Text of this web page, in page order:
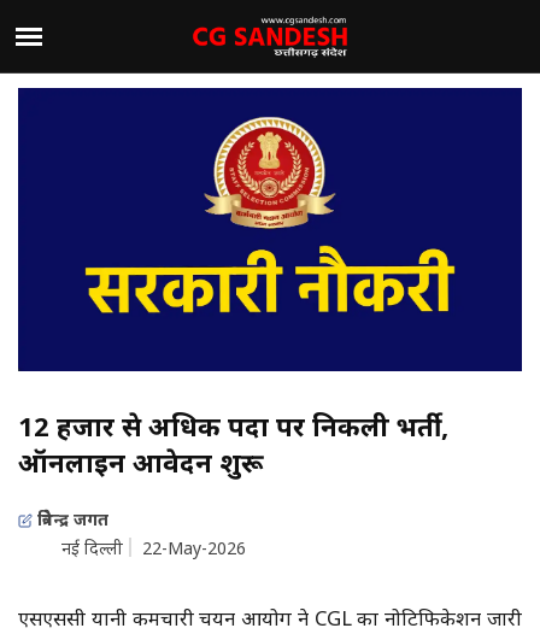
12 हजार से अधिक पदों पर निकली भर्ती,
ऑनलाइन आवेदन शुरू
त्रिवेन्द्र जगत
नई दिल्ली
22-May-2026
एसएससी यानी कर्मचारी चयन आयोग ने CGL का नोटिफिकेशन जारी